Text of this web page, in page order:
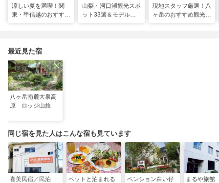
涼しい夏を満喫！関
東・甲信越のおすすめ
山梨・河口湖観光スポ
ット33選＆モデルコ
現地スタッフ厳選！八
ヶ岳のおすすめ観光ス
最近見た宿
八ヶ岳南麓大泉高
原 ロッジ山旅
同じ宿を見た人はこんな宿も見ています
喜美民宿／民泊
ペットと泊まれる
ペンション白い仔
まるや旅館